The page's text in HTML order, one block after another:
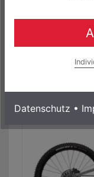
Datenschutz •